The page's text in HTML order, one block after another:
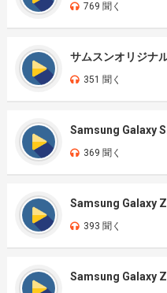
769 聞く
サムスンオリジナ
351 聞く
Samsung Galaxy
369 聞く
Samsung Galaxy
393 聞く
Samsung Galaxy